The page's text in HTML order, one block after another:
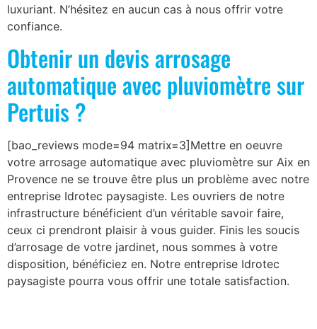
luxuriant. N’hésitez en aucun cas à nous offrir votre
confiance.
Obtenir un devis arrosage
automatique avec pluviomètre sur
Pertuis ?
[bao_reviews mode=94 matrix=3]Mettre en oeuvre
votre arrosage automatique avec pluviomètre sur Aix en
Provence ne se trouve être plus un problème avec notre
entreprise Idrotec paysagiste. Les ouvriers de notre
infrastructure bénéficient d’un véritable savoir faire,
ceux ci prendront plaisir à vous guider. Finis les soucis
d’arrosage de votre jardinet, nous sommes à votre
disposition, bénéficiez en. Notre entreprise Idrotec
paysagiste pourra vous offrir une totale satisfaction.